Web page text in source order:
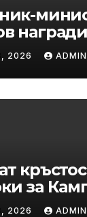
2026 ADMIN
за
2026 ADMIN